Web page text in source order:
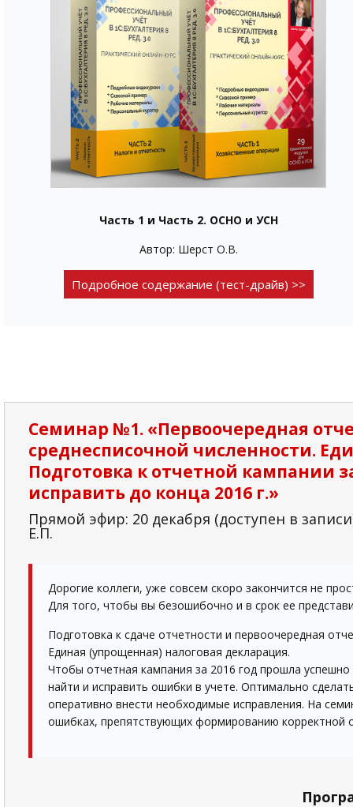
Часть 1 и Часть 2. ОСНО и УСН
Автор: Шерст О.В.
Подробное содержание (тест-драйв) >>
Семинар №1. «Первоочередная
среднесписочной численности.
Подготовка к отчетной кампании
исправить до конца 2016 г.»
Прямой эфир: 20 декабря (доступен в
Е.П.
Дорогие коллеги, уже совсем скоро закончится не
Для того, чтобы вы безошибочно и в срок ее
Подготовка к сдаче отчетности и первоочередная
Единая (упрощенная) налоговая декларация.
Чтобы отчетная кампания за 2016 год прошла
найти и исправить ошибки в учете. Оптимально
оперативно внести необходимые исправления. На
ошибках, препятствующих формированию корректной